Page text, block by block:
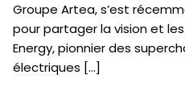
Groupe Artea, s’est
pour partager la vision et
Energy, pionnier des
électriques […]